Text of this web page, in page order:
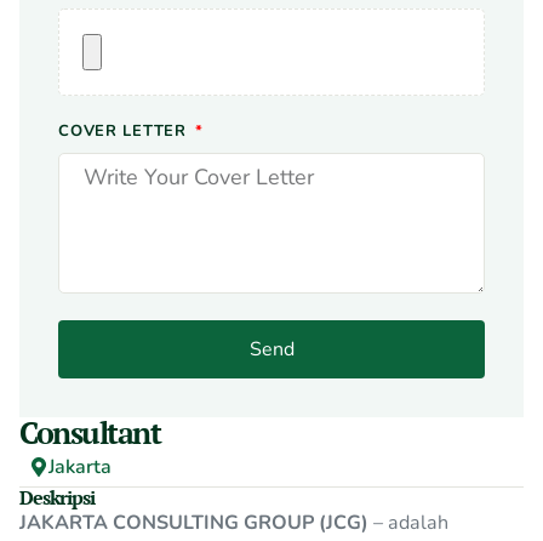
COVER LETTER
Send
Consultant
Jakarta
Deskripsi
JAKARTA CONSULTING GROUP (JCG) – adalah